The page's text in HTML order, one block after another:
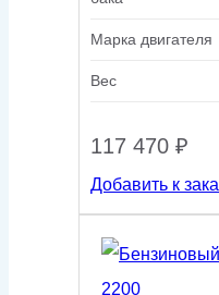
Марка двигателя
Вес
117 470 ₽
Добавить к